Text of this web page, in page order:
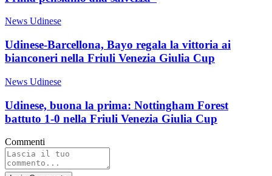
News Udinese
Udinese-Barcellona, Bayo regala la vittoria ai
bianconeri nella Friuli Venezia Giulia Cup
News Udinese
Udinese, buona la prima: Nottingham Forest
battuto 1-0 nella Friuli Venezia Giulia Cup
Commenti